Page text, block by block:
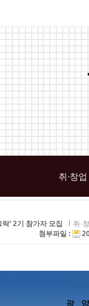
취·창업
’ 2기 참가자 모집
취·
첨부파일 :